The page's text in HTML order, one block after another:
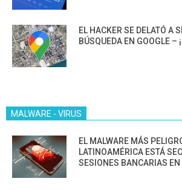
EL HACKER SE DELATÓ A
BÚSQUEDA EN GOOGLE –
MALWARE - VIRUS
EL MALWARE MÁS
LATINOAMÉRICA ESTÁ
SESIONES BANCARIAS EN